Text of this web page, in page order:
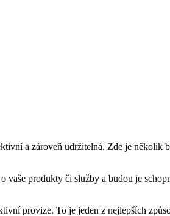
a zároveň udržitelná. Zde je
vaše produkty či služby a budou je
provize. To je jeden z nejlepších